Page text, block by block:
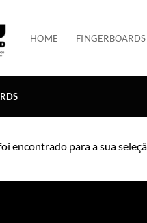
HOME FINGERBOARDS
encontrado para a sua